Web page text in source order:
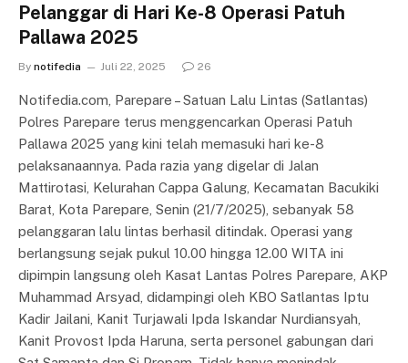
Pelanggar di Hari Ke-8 Operasi Patuh
Pallawa 2025
By notifedia Juli 22, 2025 26
Notifedia.com, Parepare – Satuan Lalu Lintas (Satlantas)
Polres Parepare terus menggencarkan Operasi Patuh
Pallawa 2025 yang kini telah memasuki hari ke-8
pelaksanaannya. Pada razia yang digelar di Jalan
Mattirotasi, Kelurahan Cappa Galung, Kecamatan Bacukiki
Barat, Kota Parepare, Senin (21/7/2025), sebanyak 58
pelanggaran lalu lintas berhasil ditindak. Operasi yang
berlangsung sejak pukul 10.00 hingga 12.00 WITA ini
dipimpin langsung oleh Kasat Lantas Polres Parepare, AKP
Muhammad Arsyad, didampingi oleh KBO Satlantas Iptu
Kadir Jailani, Kanit Turjawali Ipda Iskandar Nurdiansyah,
Kanit Provost Ipda Haruna, serta personel gabungan dari